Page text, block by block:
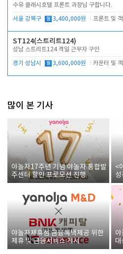
수유 클래시호텔 프론트 과장님 구합니다.
서울 강북구 월 3,400,000원 프론트 및
ST124(스트리트124)
성남 스트리트124 격일 근무자 구인
경기 성남시 월 3,600,000원
많이 본 기사
야놀자17주년 기념 야놀자 통합발
주센터 할인 프로모션 진행
<
야놀자제휴점 금융혜택제공 위한
제휴 및 금융서비스 게시
폰